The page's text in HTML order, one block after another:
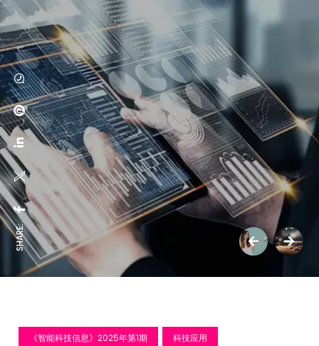
SHARE:
《智能科技信息》2025年第1期 科技应用